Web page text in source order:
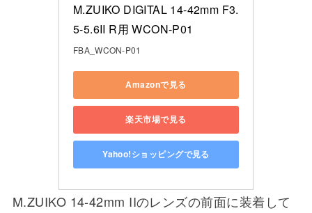
M.ZUIKO DIGITAL 14-42mm F3.
5-5.6II R用 WCON-P01
FBA_WCON-P01
Amazonで見る
楽天市場で見る
Yahoo!ショッピングで見る
M.ZUIKO 14-42mm IIのレンズの前面に装着して